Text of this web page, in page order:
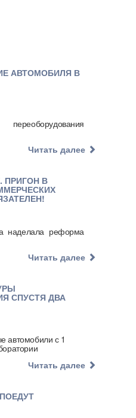
АВТОМОБИЛЯ В
Читать далее
ПРИГОН В
наделала реформа
Читать далее
СПУСТЯ ДВА
автомобили с 1
Читать далее